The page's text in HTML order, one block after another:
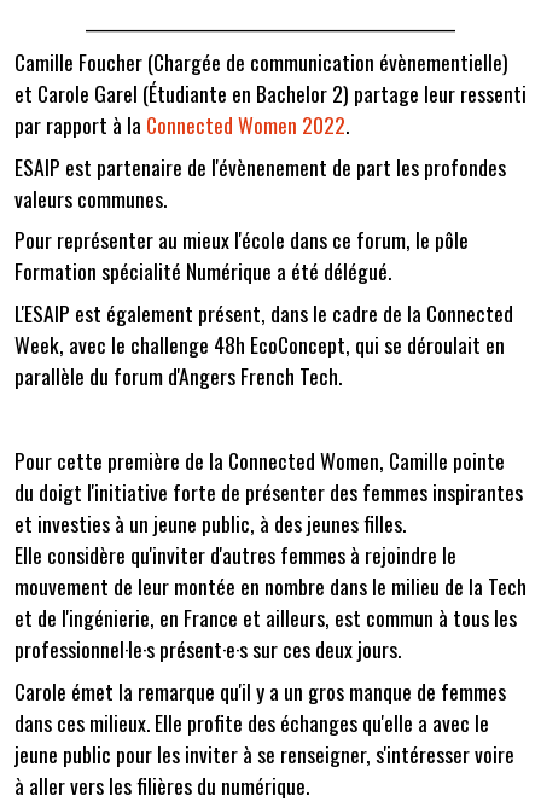
Camille Foucher (Chargée de communication évènementielle)
et Carole Garel (Étudiante en Bachelor 2) partage leur ressenti
par rapport à la Connected Women 2022.
ESAIP est partenaire de l'évènenement de part les profondes
valeurs communes.
Pour représenter au mieux l'école dans ce forum, le pôle
Formation spécialité Numérique a été délégué.
L'ESAIP est également présent, dans le cadre de la Connected
Week, avec le challenge 48h EcoConcept, qui se déroulait en
parallèle du forum d'Angers French Tech.
Pour cette première de la Connected Women, Camille pointe
du doigt l'initiative forte de présenter des femmes inspirantes
et investies à un jeune public, à des jeunes filles.
Elle considère qu'inviter d'autres femmes à rejoindre le
mouvement de leur montée en nombre dans le milieu de la Tech
et de l'ingénierie, en France et ailleurs, est commun à tous les
professionnel·le·s présent·e·s sur ces deux jours.
Carole émet la remarque qu'il y a un gros manque de femmes
dans ces milieux. Elle profite des échanges qu'elle a avec le
jeune public pour les inviter à se renseigner, s'intéresser voire
à aller vers les filières du numérique.